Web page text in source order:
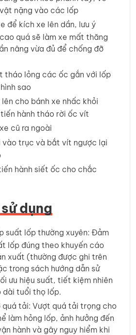
nặng vào các lốp
để kích xe lên dần, lưu ý
quá sẽ làm xe mất thăng
nâng vừa đủ để chống đỡ
tháo lỏng các ốc gắn với lốp
sao
lên cho bánh xe nhấc khỏi
hành tháo rời ốc vít
cũ ra ngoài
trục và bắt vít ngược lại
hành siết ốc cho chắc
dụng
suất lốp thường xuyên: Đảm
lốp đúng theo khuyến cáo
xuất (thường được ghi trên
trong sách hướng dẫn sử
ưu hiệu suất, tiết kiệm nhiên
dài tuổi thọ lốp.
quá tải: Vượt quá tải trọng cho
làm hỏng lốp, ảnh hưởng đến
hành và gây nguy hiểm khi